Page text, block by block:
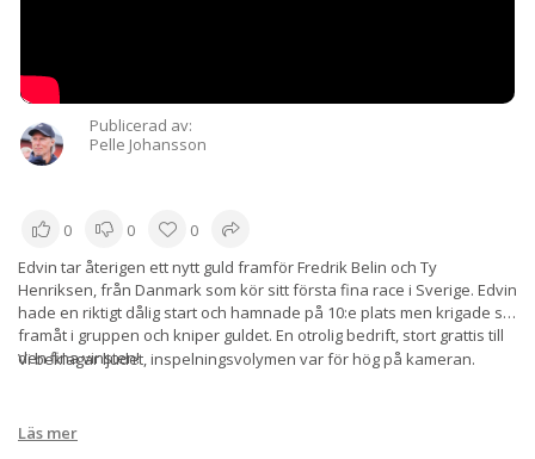
Publicerad av:
Pelle Johansson
0 0
0
Edvin tar återigen ett nytt guld framför Fredrik Belin och Ty
Henriksen, från Danmark som kör sitt första fina race i Sverige. Edvin
hade en riktigt dålig start och hamnade på 10:e plats men krigade sig
framåt i gruppen och kniper guldet. En otrolig bedrift, stort grattis till
den fina vinsten!
Vi beklagar ljudet, inspelningsvolymen var för hög på kameran.
Läs mer